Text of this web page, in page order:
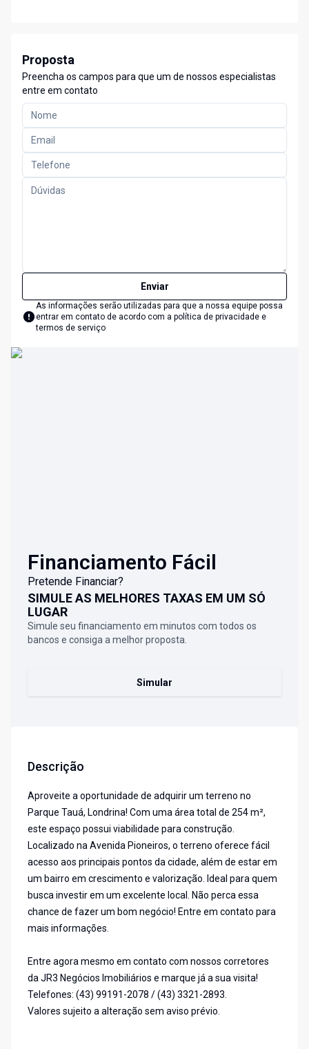
Proposta
Preencha os campos para que um de nossos especialistas
entre em contato
Enviar
As informações serão utilizadas para que a nossa equipe possa
entrar em contato de acordo com a política de privacidade e
termos de serviço
Financiamento Fácil
Pretende Financiar?
SIMULE AS MELHORES TAXAS EM UM SÓ
LUGAR
Simule seu financiamento em minutos com todos os
bancos e consiga a melhor proposta.
Simular
Descrição
Aproveite a oportunidade de adquirir um terreno no
Parque Tauá, Londrina! Com uma área total de 254 m²,
este espaço possui viabilidade para construção.
Localizado na Avenida Pioneiros, o terreno oferece fácil
acesso aos principais pontos da cidade, além de estar em
um bairro em crescimento e valorização. Ideal para quem
busca investir em um excelente local. Não perca essa
chance de fazer um bom negócio! Entre em contato para
mais informações.
Entre agora mesmo em contato com nossos corretores
da JR3 Negócios Imobiliários e marque já a sua visita!
Telefones: (43) 99191-2078 / (43) 3321-2893.
Valores sujeito a alteração sem aviso prévio.